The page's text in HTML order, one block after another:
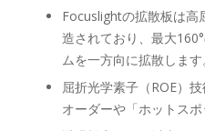
Focuslightの拡散板は高
造されており、最大
ムを一方向に拡散します
屈折光学素子（ROE）
オーダーや「ホットスポ